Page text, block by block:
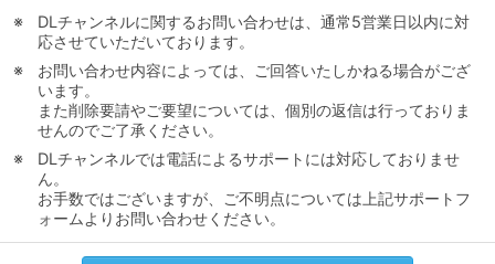
DLチャンネルに関するお問い合わせは、通常5営業日以内に対
応させていただいております。
お問い合わせ内容によっては、ご回答いたしかねる場合がござ
います。
また削除要請やご要望については、個別の返信は行っておりま
せんのでご了承ください。
DLチャンネルでは電話によるサポートには対応しておりませ
ん。
お手数ではございますが、ご不明点については上記サポートフ
ォームよりお問い合わせください。